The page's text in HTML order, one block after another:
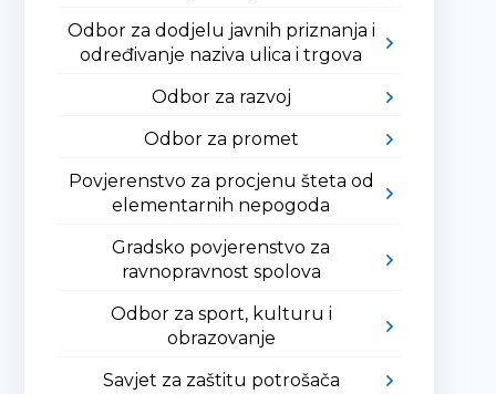
Odbor za dodjelu javnih priznanja i
određivanje naziva ulica i trgova
Odbor za razvoj
Odbor za promet
Povjerenstvo za procjenu šteta od
elementarnih nepogoda
Gradsko povjerenstvo za
ravnopravnost spolova
Odbor za sport, kulturu i
obrazovanje
Savjet za zaštitu potrošača